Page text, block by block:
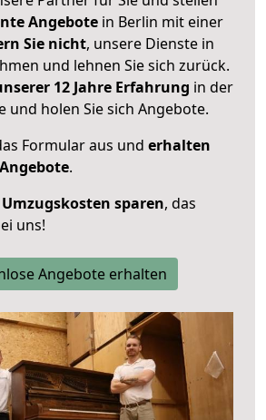
Angebote in Berlin mit einer
Sie nicht, unsere Dienste in
und lehnen Sie sich zurück.
12 Jahre Erfahrung in der
und holen Sie sich Angebote.
Formular aus und erhalten
.
Umzugskosten sparen, das
uns!
Angebote erhalten